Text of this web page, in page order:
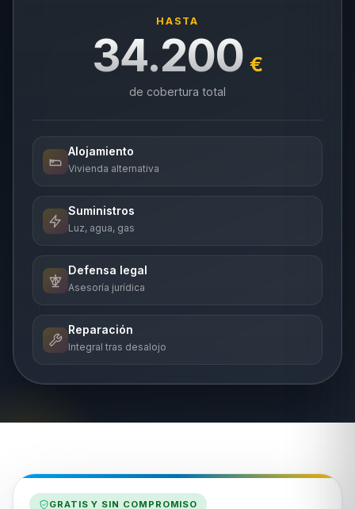
HASTA
34.200 €
de cobertura total
Alojamiento
Vivienda alternativa
Suministros
Luz, agua, gas
Defensa legal
Asesoría jurídica
Reparación
Integral tras desalojo
GRATIS Y SIN COMPROMISO